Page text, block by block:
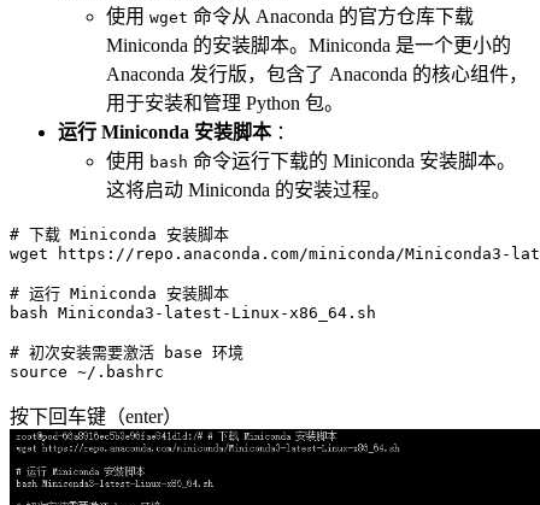
使用 wget 命令从 Anaconda 的官方仓库下载
Miniconda 的安装脚本。Miniconda 是一个更小的
Anaconda 发行版，包含了 Anaconda 的核心组件，
用于安装和管理 Python 包。
运行 Miniconda 安装脚本：
使用 bash 命令运行下载的 Miniconda 安装脚本。
这将启动 Miniconda 的安装过程。
# 下载 Miniconda 安装脚本
wget https://repo.anaconda.com/miniconda/Miniconda3-
# 运行 Miniconda 安装脚本
bash Miniconda3-latest-Linux-x86_64.sh
# 初次安装需要激活 base 环境
source
按下回车键（enter）